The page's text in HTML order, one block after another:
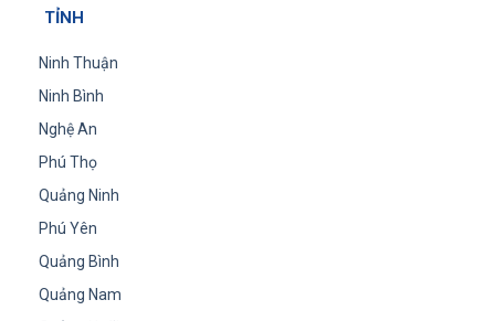
TỈNH
Ninh Thuận
Ninh Bình
Nghệ An
Phú Thọ
Quảng Ninh
Phú Yên
Quảng Bình
Quảng Nam